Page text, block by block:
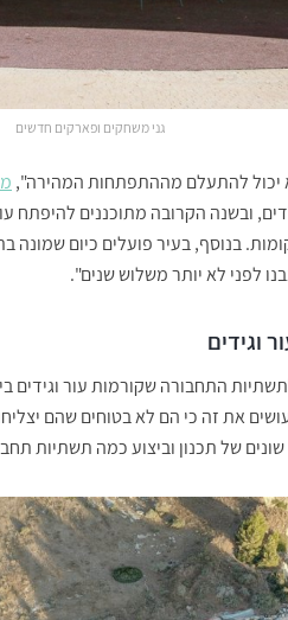
גני משחקים ופארקים חדשים
יכול להתעלם מההתפתחות המהירה",
בנוסף, בעיר פועלים כיום שמונה
לפני לא יותר משלוש שנים".
וגידים
התחבורה שקורמות עור וגידים
את זה כי הם לא בטוחים שהם
של תכנון וביצוע כמה תשתיות